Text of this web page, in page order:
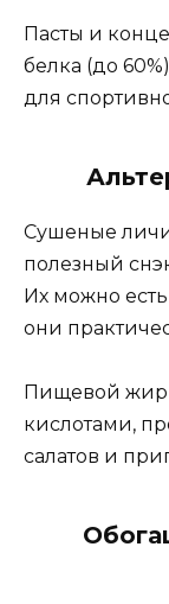
Пасты и
белка (до
для
Сушеные
полезный
Их можно
они
Пищевой жир
кислотами,
салатов и